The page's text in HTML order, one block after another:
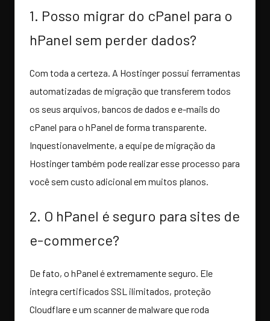
1. Posso migrar do cPanel para o
hPanel sem perder dados?
Com toda a certeza. A Hostinger possui ferramentas
automatizadas de migração que transferem todos
os seus arquivos, bancos de dados e e-mails do
cPanel para o hPanel de forma transparente.
Inquestionavelmente, a equipe de migração da
Hostinger também pode realizar esse processo para
você sem custo adicional em muitos planos.
2. O hPanel é seguro para sites de
e-commerce?
De fato, o hPanel é extremamente seguro. Ele
integra certificados SSL ilimitados, proteção
Cloudflare e um scanner de malware que roda